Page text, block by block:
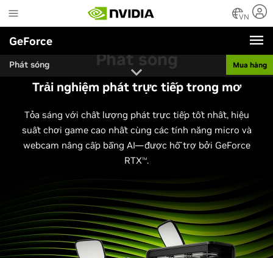
to
main
content
VN
GeForce
Phát sóng Mua hàng
Phát sóng
Trải nghiệm phát trực tiếp trong mơ
Tỏa sáng với chất lượng phát trực tiếp tốt nhất, hiệu
suất chơi game cao nhất cùng các tính năng micro và
webcam nâng cấp bằng AI—được hỗ trợ bởi GeForce
RTXTM.